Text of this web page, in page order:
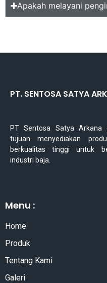
Apakah melayani
PT. SENTOSA SATYA
PT Sentosa Satya Arkana
tujuan menyediakan
berkualitas tinggi untuk
industri baja.
Menu :
Home
Produk
Tentang Kami
Galeri